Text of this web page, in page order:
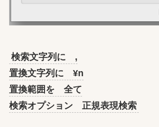
検索文字列に ,
置換文字列に ¥n
置換範囲を 全て
検索オプション 正規表現検索